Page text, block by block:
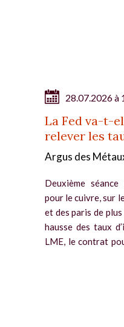
28.07.2026 à
La Fed va-t-
relever les
Argus des
Deuxième
pour le cuivre, sur
et des paris de
hausse des taux
LME, le contrat